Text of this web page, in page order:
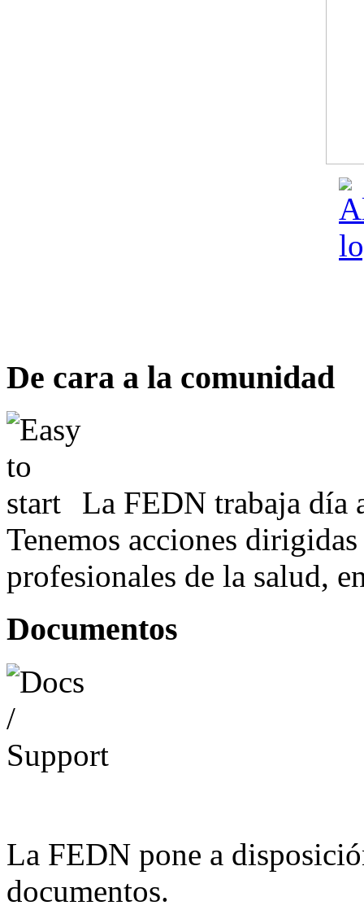
De cara a la comunidad
La FEDN trabaja día
Tenemos acciones
profesionales de la salud,
Documentos
La FEDN pone a
documentos.